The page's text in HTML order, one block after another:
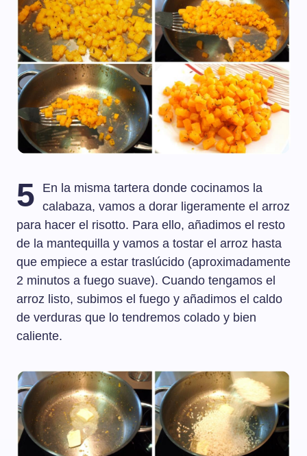
5
En la misma tartera donde cocinamos la
calabaza, vamos a dorar ligeramente el arroz
para hacer el risotto. Para ello, añadimos el resto
de la mantequilla y vamos a tostar el arroz hasta
que empiece a estar traslúcido (aproximadamente
2 minutos a fuego suave). Cuando tengamos el
arroz listo, subimos el fuego y añadimos el caldo
de verduras que lo tendremos colado y bien
caliente.